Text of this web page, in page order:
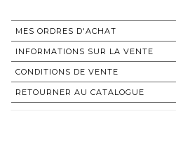
MES ORDRES D'ACHAT
INFORMATIONS SUR LA VENTE
CONDITIONS DE VENTE
RETOURNER AU CATALOGUE